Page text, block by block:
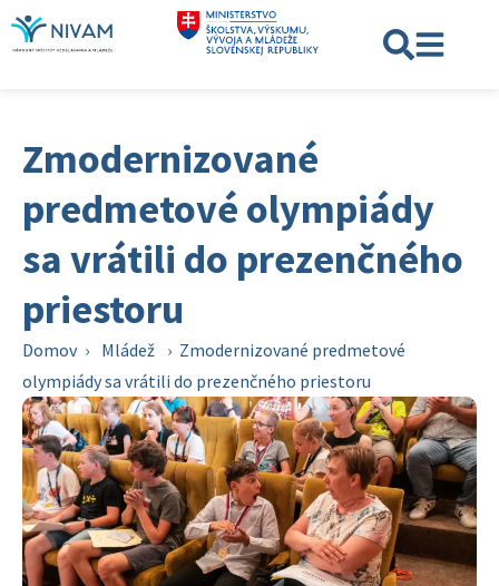
Zmodernizované
predmetové olympiády
sa vrátili do prezenčného
priestoru
Domov › Mládež › Zmodernizované predmetové
olympiády sa vrátili do prezenčného priestoru